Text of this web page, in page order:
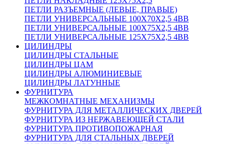
ПЕТЛИ РАЗЪЕМНЫЕ (ЛЕВЫЕ, ПРАВЫЕ)
ПЕТЛИ УНИВЕРСАЛЬНЫЕ 100Х70Х2,5 4BB
ПЕТЛИ УНИВЕРСАЛЬНЫЕ 100Х75Х2,5 4BB
ПЕТЛИ УНИВЕРСАЛЬНЫЕ 125Х75Х2,5 4BB
ЦИЛИНДРЫ
ЦИЛИНДРЫ СТАЛЬНЫЕ
ЦИЛИНДРЫ ЦАМ
ЦИЛИНДРЫ АЛЮМИНИЕВЫЕ
ЦИЛИНДРЫ ЛАТУННЫЕ
ФУРНИТУРА
МЕЖКОМНАТНЫЕ МЕХАНИЗМЫ
ФУРНИТУРА ДЛЯ МЕТАЛЛИЧЕСКИХ ДВЕРЕЙ
ФУРНИТУРА ИЗ НЕРЖАВЕЮЩЕЙ СТАЛИ
ФУРНИТУРА ПРОТИВОПОЖАРНАЯ
ФУРНИТУРА ДЛЯ СТАЛЬНЫХ ДВЕРЕЙ